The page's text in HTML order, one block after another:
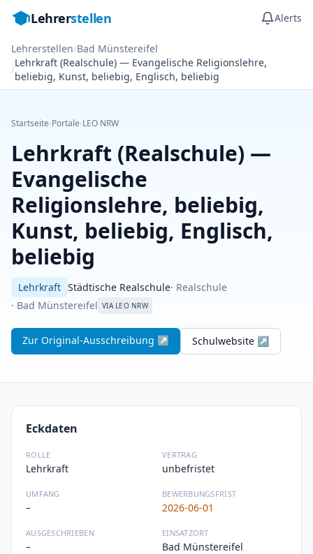
Lehrerstellen Alerts
Lehrerstellen/Bad Münstereifel
/
Lehrkraft (Realschule) — Evangelische Religionslehre,
beliebig, Kunst, beliebig, Englisch, beliebig
Startseite›Portale›LEO NRW
Lehrkraft (Realschule) —
Evangelische
Religionslehre, beliebig,
Kunst, beliebig, Englisch,
beliebig
Lehrkraft Städtische Realschule· Realschule
· Bad Münstereifel VIA LEO NRW
Zur Original-Ausschreibung ↗ Schulwebsite ↗
Eckdaten
ROLLE
Lehrkraft
VERTRAG
unbefristet
UMFANG
–
BEWERBUNGSFRIST
2026-06-01
AUSGESCHRIEBEN
–
EINSATZORT
Bad Münstereifel